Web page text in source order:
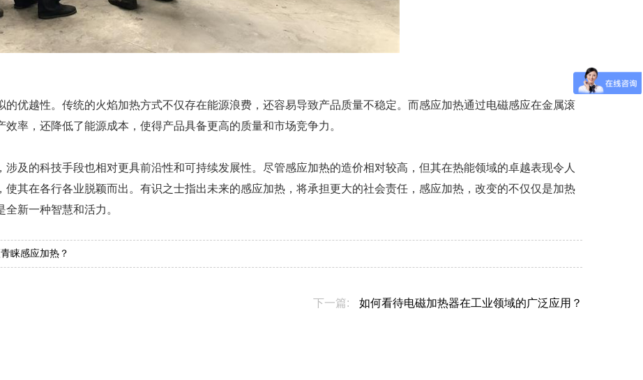
优越性。传统的火焰加热方式不仅存在能源浪费，还容易导致产品质量不稳定。而感应加热通过电磁感应在金属滚
率，还降低了能源成本，使得产品具备更高的质量和市场竞争力。
及的科技手段也相对更具前沿性和可持续发展性。尽管感应加热的造价相对较高，但其在热能领域的卓越表现令人
其在各行各业脱颖而出。有识之士指出未来的感应加热，将承担更大的社会责任，感应加热，改变的不仅仅是加热
新一种智慧和活力。
睐感应加热？
下一篇: 如何看待电磁加热器在工业领域的广泛应用？